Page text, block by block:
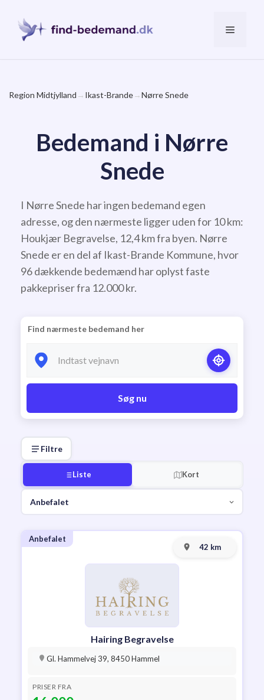
indhold
Menu
Region Midtjylland → Ikast-Brande→Nørre Snede
Bedemand i Nørre
Snede
I Nørre Snede har ingen bedemand egen
adresse, og den nærmeste ligger uden for 10 km:
Houkjær Begravelse, 12,4 km fra byen. Nørre
Snede er en del af Ikast-Brande Kommune, hvor
96 dækkende bedemænd har oplyst faste
pakkepriser fra 12.000 kr.
Find nærmeste bedemand her
Søg nu
Filtre
Liste Kort
Anbefalet
42 km
Hairing Begravelse
Gl. Hammelvej 39, 8450 Hammel
PRISER FRA